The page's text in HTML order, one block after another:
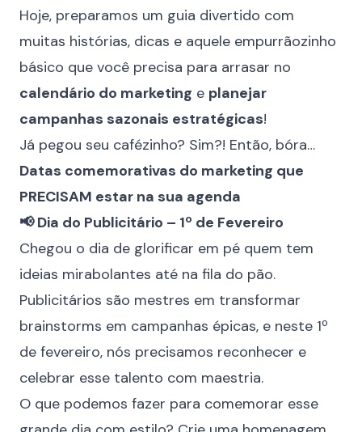
Hoje, preparamos um guia divertido com
muitas histórias, dicas e aquele empurrãozinho
básico que você precisa para arrasar no
calendário do marketing e planejar
campanhas sazonais estratégicas!
Já pegou seu cafézinho? Sim?! Então, bóra…
Datas comemorativas do marketing que
PRECISAM estar na sua agenda
📢 Dia do Publicitário – 1º de Fevereiro
Chegou o dia de glorificar em pé quem tem
ideias mirabolantes até na fila do pão.
Publicitários são mestres em transformar
brainstorms em campanhas épicas, e neste 1º
de fevereiro, nós precisamos reconhecer e
celebrar esse talento com maestria.
O que podemos fazer para comemorar esse